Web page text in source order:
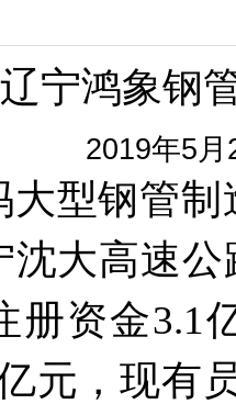
辽宁鸿象钢
2019年5
大型钢管
沈大高速
册资金3.1
元，现有